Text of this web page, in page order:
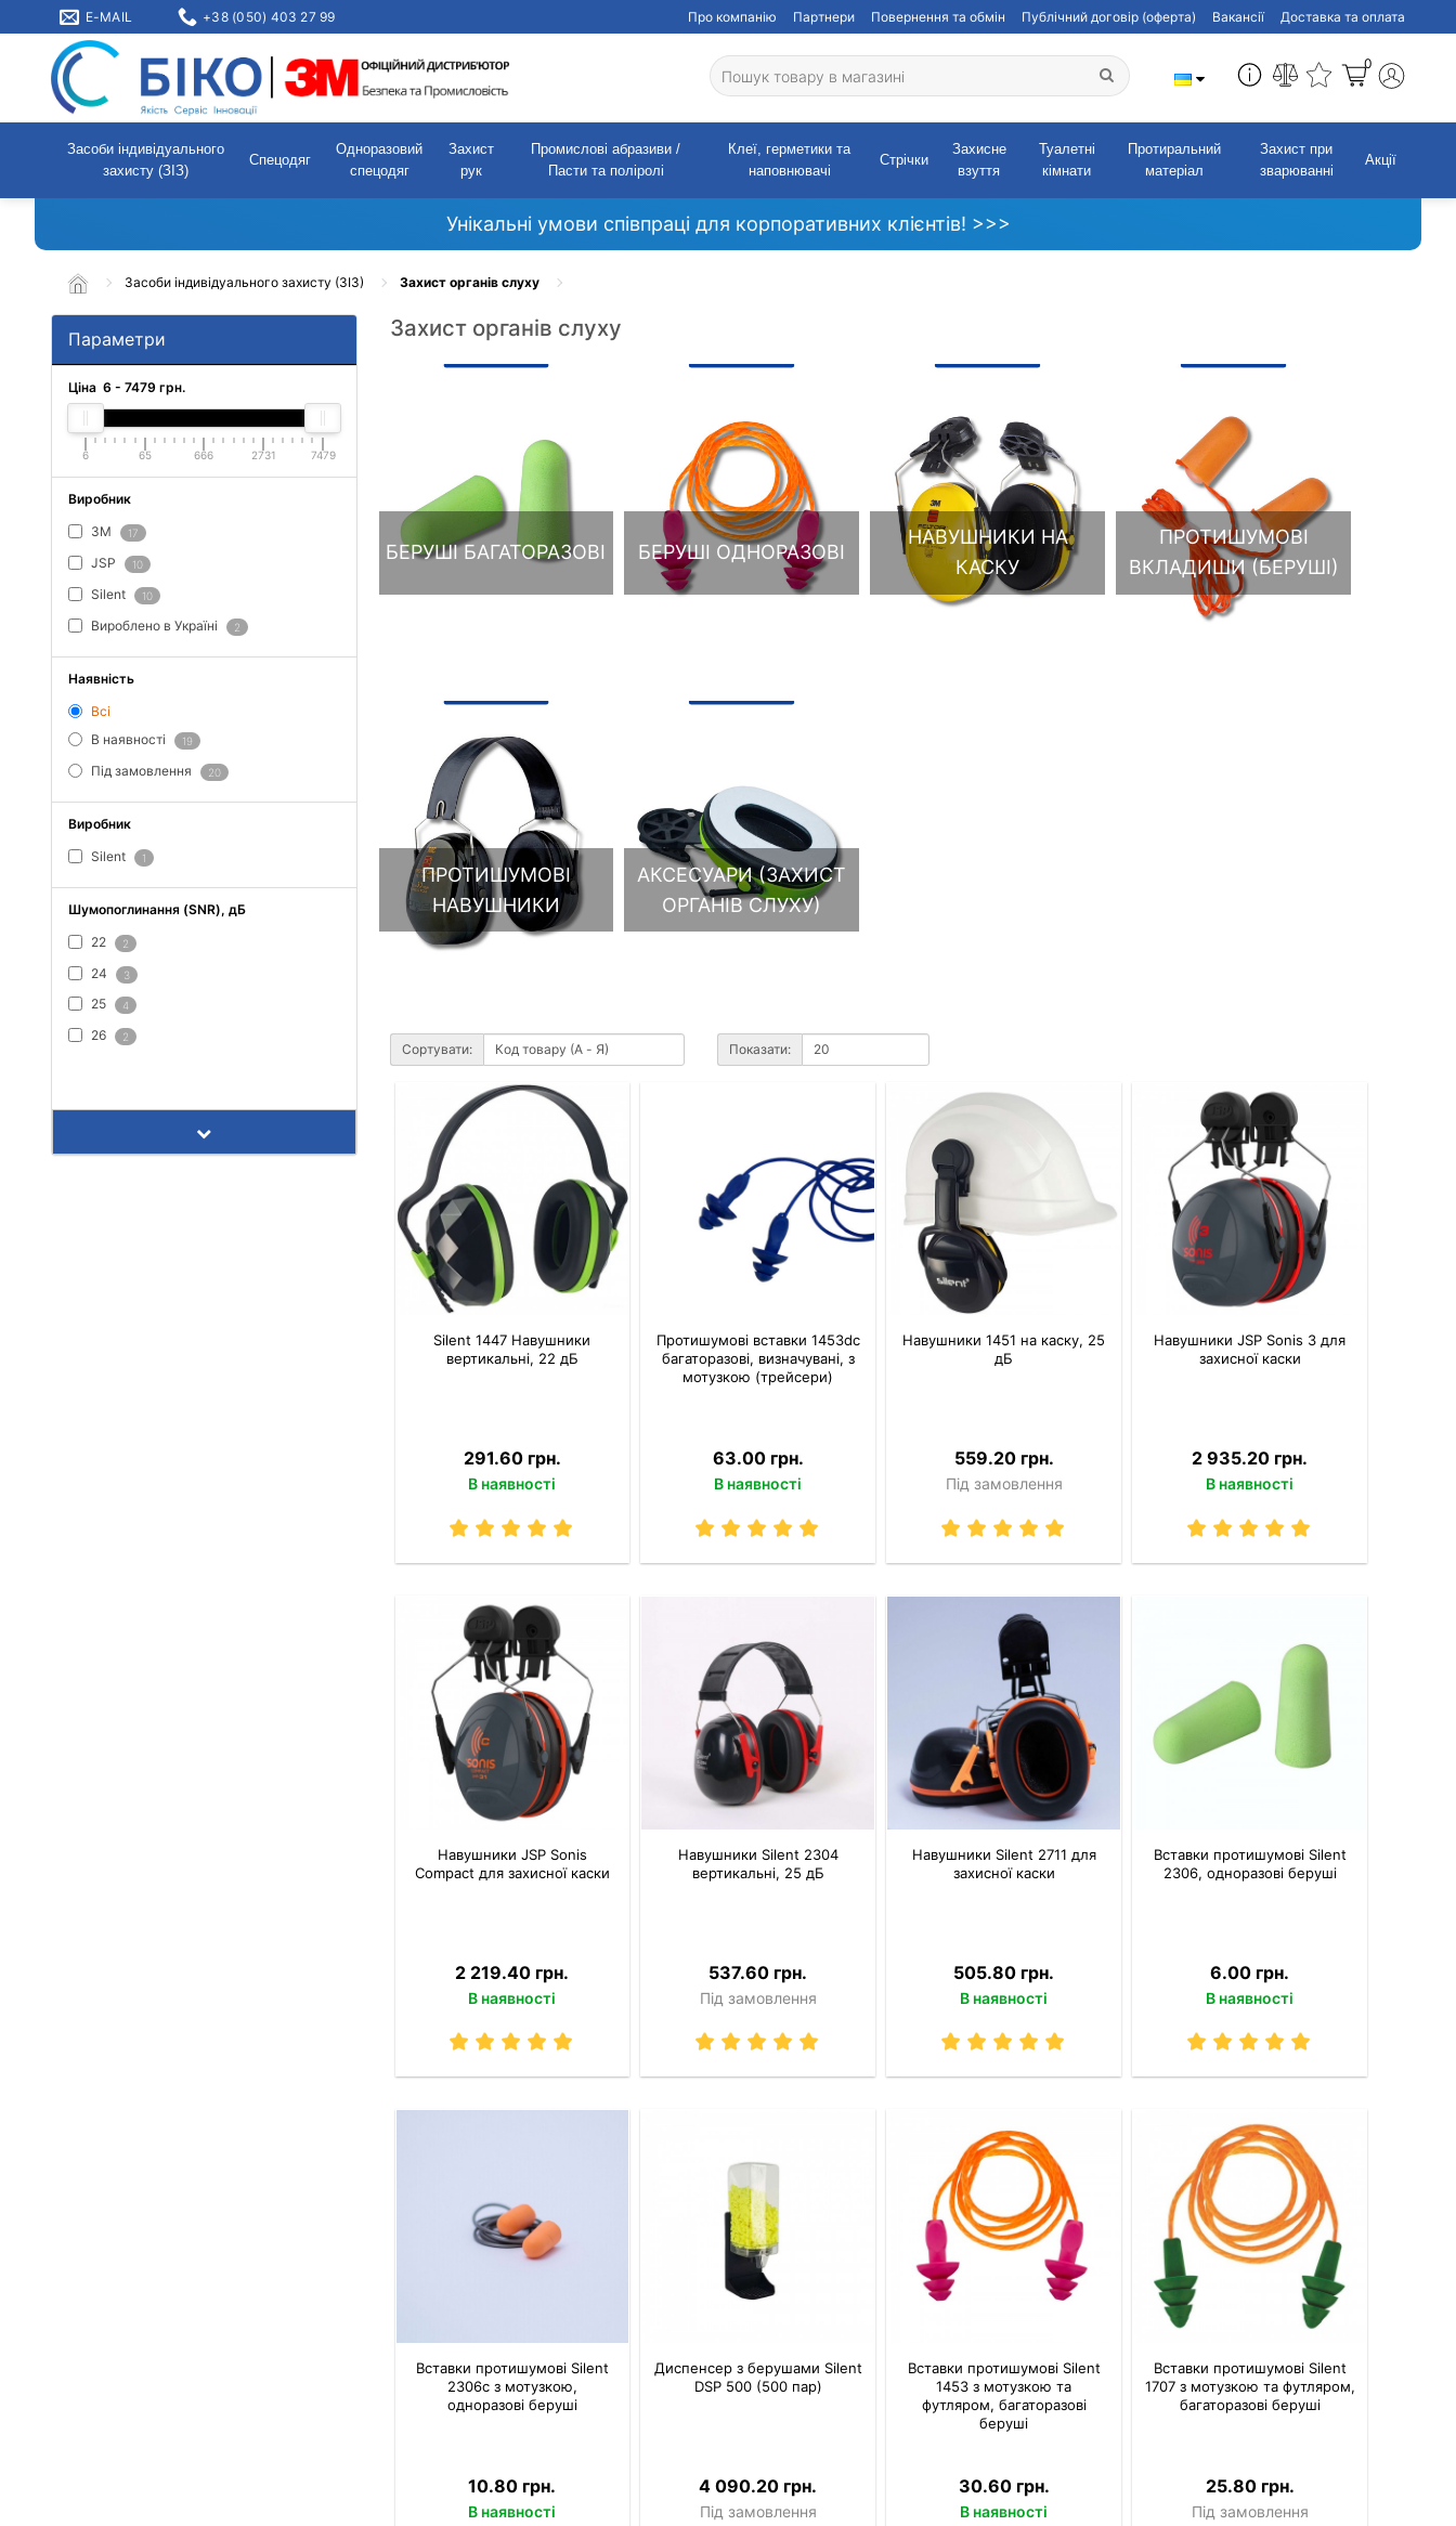
E-MAIL +38 (050) 403 27 99 Про компанію Партнери Повернення та обмін Публічний договір (оферта) Вакансії Доставка та оплата
0
Засоби індивідуального
захисту (ЗІЗ)
Спецодяг
Одноразовий
спецодяг
Захист
рук
Промислові абразиви /
Пасти та поліролі
Клеї, герметики та
наповнювачі
Стрічки
Захисне
взуття
Туалетні
кімнати
Протиральний
матеріал
Захист при
зварюванні
Акції
Унікальні умови співпраці для корпоративних клієнтів! >>>
Засоби індивідуального захисту (ЗІЗ) Захист органів слуху
Параметри
Ціна 6 - 7479 грн.
6 65 666 2731 7479
Виробник
3M 17
JSP 10
Silent 10
Вироблено в Україні 2
Наявність
Всі
В наявності
19
Під замовлення 20
Виробник
Silent 1
Шумопоглинання (SNR), дБ
22 2
24 3
25 4
26 2
Захист органів слуху
БЕРУШІ БАГАТОРАЗОВІ БЕРУШІ ОДНОРАЗОВІ
НАВУШНИКИ НА
КАСКУ
ПРОТИШУМОВІ
ВКЛАДИШИ (БЕРУШІ)
ПРОТИШУМОВІ
НАВУШНИКИ
АКСЕСУАРИ (ЗАХИСТ
ОРГАНІВ СЛУХУ)
Сортувати: Показати:
Silent 1447 Навушники
вертикальні, 22 дБ
291.60 грн.
В наявності
Протишумові вставки 1453dc
багаторазові, визначувані, з
мотузкою (трейсери)
63.00 грн.
В наявності
Навушники 1451 на каску, 25
дБ
559.20 грн.
Під замовлення
Навушники JSP Sonis 3 для
захисної каски
2 935.20 грн.
В наявності
Навушники JSP Sonis
Compact для захисної каски
2 219.40 грн.
В наявності
Навушники Silent 2304
вертикальні, 25 дБ
537.60 грн.
Під замовлення
Навушники Silent 2711 для
захисної каски
505.80 грн.
В наявності
Вставки протишумові Silent
2306, одноразові беруші
6.00 грн.
В наявності
Вставки протишумові Silent
2306c з мотузкою,
одноразові беруші
10.80 грн.
В наявності
Диспенсер з берушами Silent
DSP 500 (500 пар)
4 090.20 грн.
Під замовлення
Вставки протишумові Silent
1453 з мотузкою та
футляром, багаторазові
беруші
30.60 грн.
В наявності
Вставки протишумові Silent
1707 з мотузкою та футляром,
багаторазові беруші
25.80 грн.
Під замовлення